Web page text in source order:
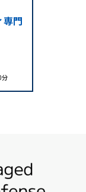
専門
分